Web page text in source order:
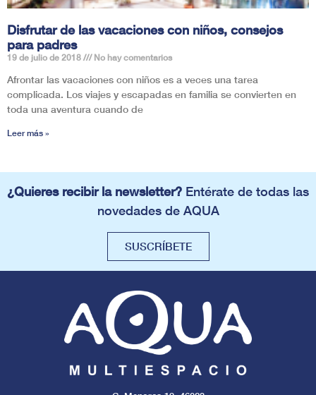
Disfrutar de las vacaciones con niños, consejos
para padres
19 de julio de 2018 No hay comentarios
Afrontar las vacaciones con niños es a veces una tarea
complicada. Los viajes y escapadas en familia se convierten en
toda una aventura cuando de
Leer más »
¿Quieres recibir la newsletter? Entérate de todas las
novedades de AQUA
SUSCRÍBETE